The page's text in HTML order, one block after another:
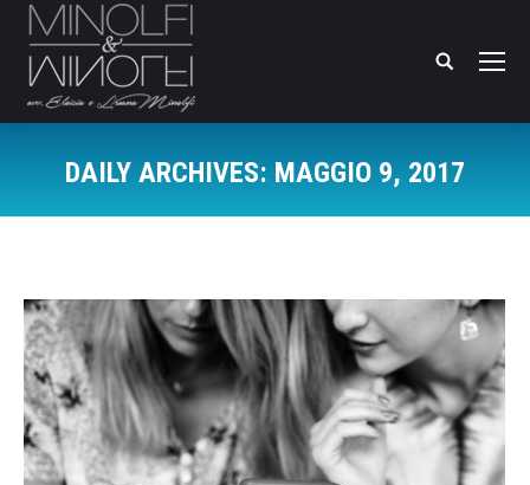
Search:
DAILY ARCHIVES: MAGGIO 9, 2017